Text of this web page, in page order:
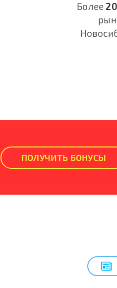
Более
ПОЛУЧИТЬ БОНУСЫ